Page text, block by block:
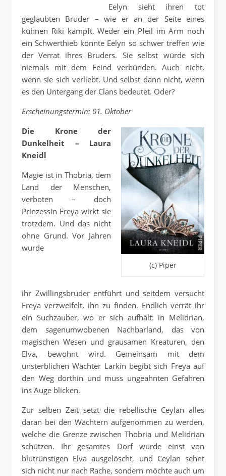
Eelyn sieht ihren tot
geglaubten Bruder – wie er an der Seite eines
kühnen Riki kämpft. Weder ein Pfeil im Arm noch
ein Schwerthieb könnte Eelyn so schwer treffen wie
der Verrat ihres Bruders. Sie selbst würde sich
niemals mit dem Feind verbünden. Auch nicht,
wenn sie sich verliebt. Und selbst dann nicht, wenn
es den Untergang der Clans bedeutet. Oder?
Erscheinungstermin: 01. Oktober
(c) Piper
Die Krone der
Dunkelheit – Laura
Kneidl
Magie ist in Thobria, dem
Land der Menschen,
verboten – doch
Prinzessin Freya wirkt sie
trotzdem. Und das nicht
ohne Grund. Vor Jahren
wurde
ihr Zwillingsbruder entführt und seitdem versucht
Freya verzweifelt, ihn zu finden. Endlich verrät ihr
ein Suchzauber, wo er sich aufhält: in Melidrian,
dem sagenumwobenen Nachbarland, das von
magischen Wesen und grausamen Kreaturen, den
Elva, bewohnt wird. Gemeinsam mit dem
unsterblichen Wächter Larkin begibt sich Freya auf
den Weg dorthin und muss ungeahnten Gefahren
ins Auge blicken.
Zur selben Zeit setzt die rebellische Ceylan alles
daran bei den Wächtern aufgenommen zu werden,
welche die Grenze zwischen Thobria und Melidrian
schützen. Ihr gesamtes Dorf wurde einst von
blutrünstigen Elva ausgelöscht, und Ceylan sehnt
sich nicht nur nach Rache, sondern möchte auch um